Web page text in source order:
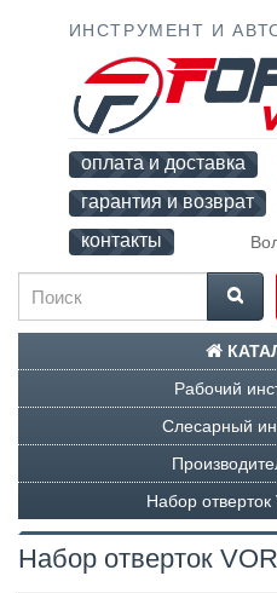
ИНСТРУМЕНТ И
оплата и доставка
гарантия и возврат
контакты
Рабочий
Слесарный
Набор
Набор отверток